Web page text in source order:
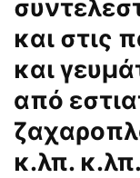
και στις
και
από
κ.λπ. κ.λπ.